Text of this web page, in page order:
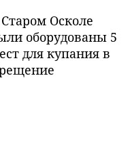
Осколе
оборудованы 5
для купания в